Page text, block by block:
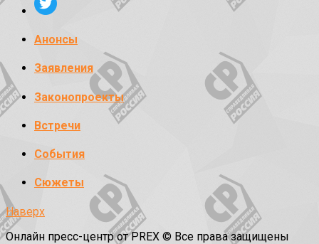
Анонсы
Заявления
Законопроекты
Встречи
События
Сюжеты
Наверх
Онлайн пресс-центр от PREX © Все права защищены